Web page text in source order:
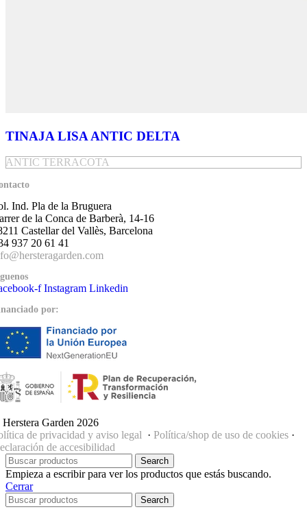
TINAJA LISA ANTIC DELTA
ANTIC TERRACOTA
Ind. Pla de la Bruguera
de la Conca de Barberà, 14-16
Castellar del Vallès, Barcelona
937 20 61 41
f Instagram Linkedin
por:
Garden 2026
de privacidad y aviso legal · Política/shop de uso de cookies ·
de accesibilidad
Search
Empieza a escribir para ver los productos que estás buscando.
Cerrar
Search